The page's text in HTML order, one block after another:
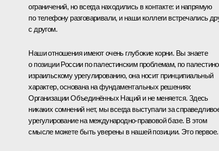
ограничений, но всегда находились в контакте: и напрямую
по телефону разговаривали, и наши коллеги встречались
с другом.
Наши отношения имеют очень глубокие корни. Вы знаете
о позиции России по палестинским проблемам, по
израильскому урегулированию, она носит принципиальный
характер, основана на фундаментальных решениях
Организации Объединённых Наций и не меняется. Здесь
никаких сомнений нет, мы всегда выступали за
урегулирование на международно-правовой базе. В этом
смысле можете быть уверены в нашей позиции. Это первое.